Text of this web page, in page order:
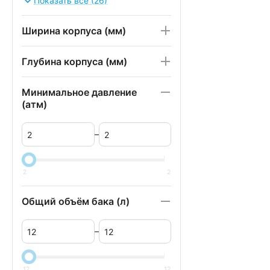
с системой промывки
только картриджи с
байпасным соединением
с угольным постфильтром
с баком
без бака
кран с одним вентилем
с колбами SL10 (на
кронштейне)
Ширина корпуса (мм)
Глубина корпуса (мм)
Минимальное давление
(атм)
–
2 2
Общий объём бака (л)
–